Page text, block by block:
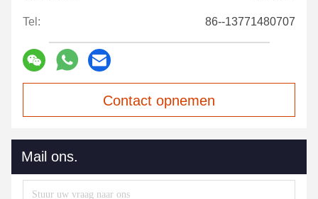
Tel: 86--13771480707
Contact opnemen
Mail ons.